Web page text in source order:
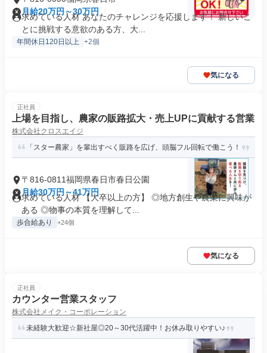
月給20万円～30万円
求めている人材 あなたのチャレンジを応援します！ 新しいこ
とに挑戦する意欲のある方、大...
年間休日120日以上 +2個
気になる
正社員
上場を目指し、農家の販路拡大・売上UPに貢献する営業
株式会社クロスエイジ
「スター農家」を輩出すべく販路を広げ、頭脳フル回転で働こう！
〒816-0811福岡県春日市春日公園
月給30万円～41万円
求めている人材 【大卒以上の方】 ◎地方創生や農業に興味が
ある ◎物事の本質を理解して...
歩合給あり +24個
気になる
正社員
カウンター営業スタッフ
株式会社メイク・コーポレーション
未経験大歓迎☆新社屋◎20～30代活躍中！お休み取りやすい♪